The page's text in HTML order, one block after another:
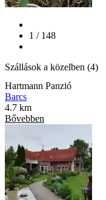
1 / 148
Szállások a közelben (4)
Hartmann Panzió
Barcs
4.7 km
Bővebben